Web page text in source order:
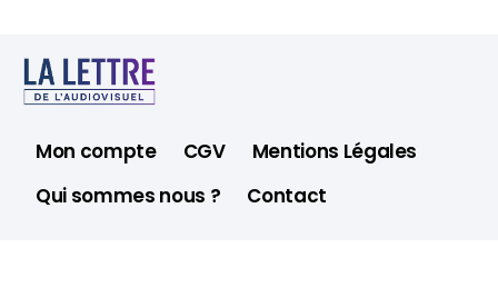
Mon compte CGV
Mentions Légales
Qui sommes nous ?
Contact